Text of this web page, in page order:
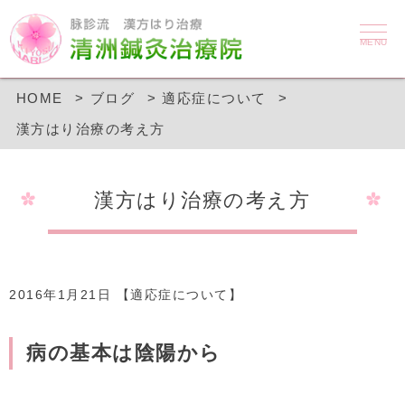
MENU
HOME ブログ
適応症について
漢方はり治療の考え方
漢方はり治療の考え方
2016年1月21日 【適応症について 】
病の基本は陰陽から